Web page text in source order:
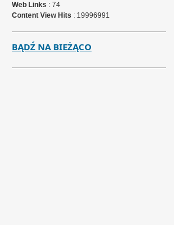
Web Links : 74
Content View Hits : 19996991
BĄDŹ NA BIEŻĄCO